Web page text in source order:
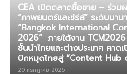
CEA เปิดตลาดซื้อขาย – ร่วม
“ภาพยนตร์และซีรีส์” ระดับนาน
“Bangkok International
2026” ภายใต้งาน
ชั้นนำไทยและต่างประเทศ คาด
ปักหมุดไทยสู่ “Content Hub
20 กรกฎาคม 2026